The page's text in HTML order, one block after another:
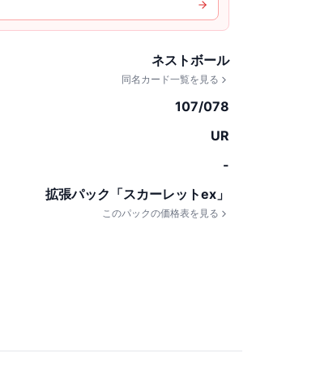
ネストボール
同名カード一覧を見る
107/078
UR
-
拡張パック「スカーレットex」
このパックの価格表を見る